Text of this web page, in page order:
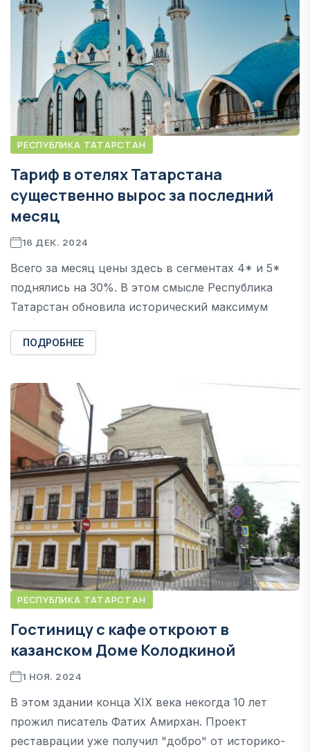
РЕСПУБЛИКА ТАТАРСТАН
Тариф в отелях Татарстана
существенно вырос за последний
месяц
16 ДЕК. 2024
Всего за месяц цены здесь в сегментах 4* и 5*
поднялись на 30%. В этом смысле Республика
Татарстан обновила исторический максимум
ПОДРОБНЕЕ
РЕСПУБЛИКА ТАТАРСТАН
Гостиницу с кафе откроют в
казанском Доме Колодкиной
1 НОЯ. 2024
В этом здании конца XIX века некогда 10 лет
прожил писатель Фатих Амирхан. Проект
реставрации уже получил "добро" от историко-